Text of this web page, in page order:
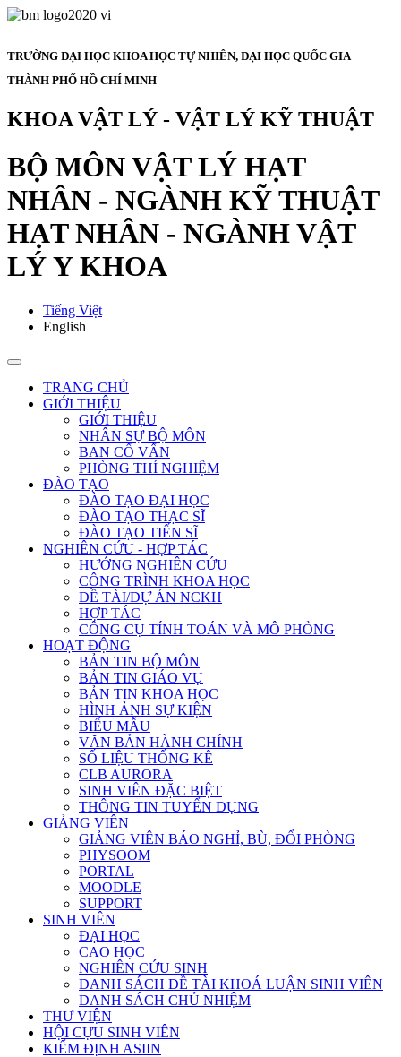
TRƯỜNG ĐẠI HỌC KHOA HỌC TỰ NHIÊN, ĐẠI HỌC QUỐC GIA
THÀNH PHỐ HỒ CHÍ MINH
KHOA VẬT LÝ - VẬT LÝ KỸ THUẬT
BỘ MÔN VẬT LÝ HẠT
NHÂN - NGÀNH KỸ THUẬT
HẠT NHÂN - NGÀNH VẬT
LÝ Y KHOA
Tiếng Việt
English
TRANG CHỦ
GIỚI THIỆU
GIỚI THIỆU
NHÂN SỰ BỘ MÔN
BAN CỐ VẤN
PHÒNG THÍ NGHIỆM
ĐÀO TẠO
ĐÀO TẠO ĐẠI HỌC
ĐÀO TẠO THẠC SĨ
ĐÀO TẠO TIẾN SĨ
NGHIÊN CỨU - HỢP TÁC
HƯỚNG NGHIÊN CỨU
CÔNG TRÌNH KHOA HỌC
ĐỀ TÀI/DỰ ÁN NCKH
HỢP TÁC
CÔNG CỤ TÍNH TOÁN VÀ MÔ PHỎNG
HOẠT ĐỘNG
BẢN TIN BỘ MÔN
BẢN TIN GIÁO VỤ
BẢN TIN KHOA HỌC
HÌNH ẢNH SỰ KIỆN
BIỂU MẪU
VĂN BẢN HÀNH CHÍNH
SỐ LIỆU THỐNG KÊ
CLB AURORA
SINH VIÊN ĐẶC BIỆT
THÔNG TIN TUYỂN DỤNG
GIẢNG VIÊN
GIẢNG VIÊN BÁO NGHỈ, BÙ, ĐỔI PHÒNG
PHYSOOM
PORTAL
MOODLE
SUPPORT
SINH VIÊN
ĐẠI HỌC
CAO HỌC
NGHIÊN CỨU SINH
DANH SÁCH ĐỀ TÀI KHOÁ LUẬN SINH VIÊN
DANH SÁCH CHỦ NHIỆM
THƯ VIỆN
HỘI CỰU SINH VIÊN
KIỂM ĐỊNH ASIIN